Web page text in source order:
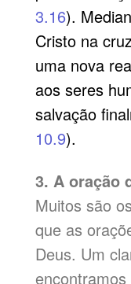
3.16).
Cristo na
uma nova
aos seres
salvação
10.9).
3. A oração
Muitos são
que as
Deus. Um